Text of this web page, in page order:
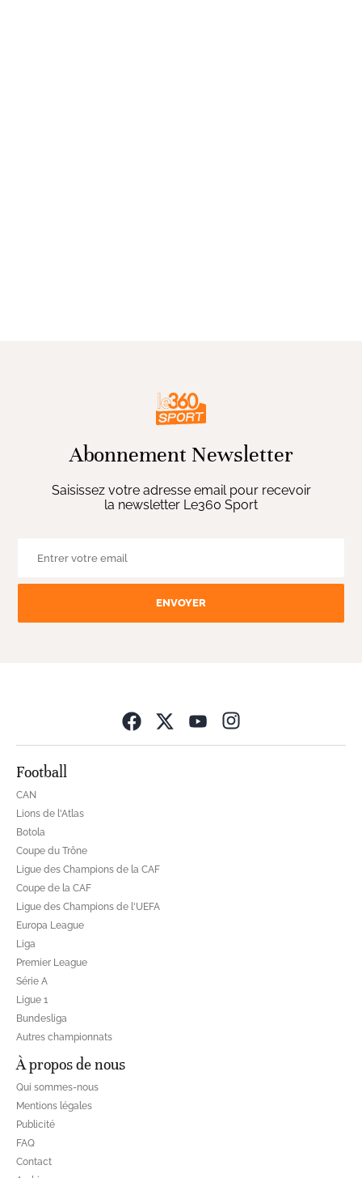
Abonnement Newsletter
Saisissez votre adresse email pour recevoir
la newsletter Le360 Sport
ENVOYER
Football
CAN
Lions de l'Atlas
Botola
Coupe du Trône
Ligue des Champions de la CAF
Coupe de la CAF
Ligue des Champions de l'UEFA
Europa League
Liga
Premier League
Série A
Ligue 1
Bundesliga
Autres championnats
À propos de nous
Qui sommes-nous
Mentions légales
Publicité
FAQ
Contact